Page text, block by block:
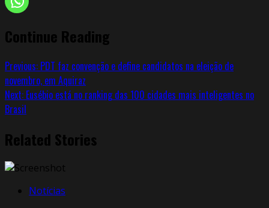
Continue Reading
Previous: PDT faz convenção e define candidatos na eleição de
novembro, em Aquiraz
Next: Eusébio está no ranking das 100 cidades mais inteligentes no
Brasil
Related Stories
Notícias